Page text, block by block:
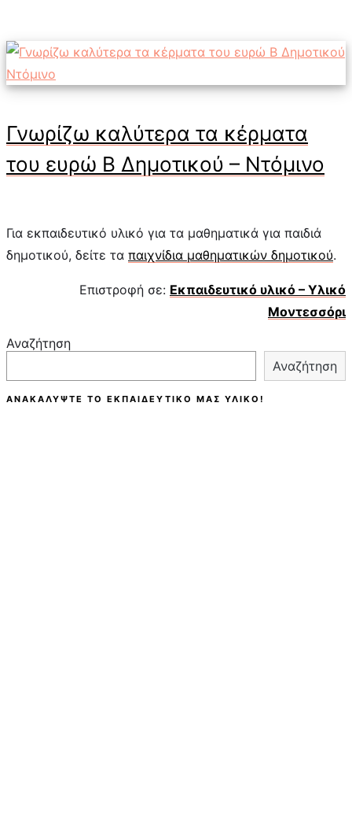
Γνωρίζω καλύτερα τα κέρματα
του ευρώ Β Δημοτικού – Ντόμινο
Για εκπαιδευτικό υλικό για τα μαθηματικά για παιδιά
δημοτικού, δείτε τα παιχνίδια μαθηματικών δημοτικού.
Επιστροφή σε: Εκπαιδευτικό υλικό – Υλικό
Μοντεσσόρι
Αναζήτηση
Αναζήτηση
ΑΝΑΚΑΛΎΨΤΕ ΤΟ ΕΚΠΑΙΔΕΥΤΙΚΌ ΜΑΣ ΥΛΙΚΌ!